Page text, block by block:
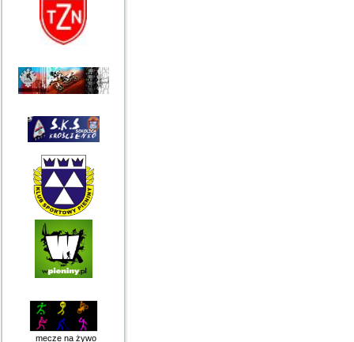
mecze na żywo